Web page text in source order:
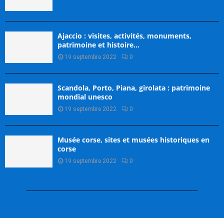
Ajaccio : visites, activités, monuments,
patrimoine et histoire…
19 septembre 2022 0
Scandola, Porto, Piana, girolata : patrimoine
mondial unesco
19 septembre 2022 0
Musée corse, sites et musées historiques en
corse
19 septembre 2022 0